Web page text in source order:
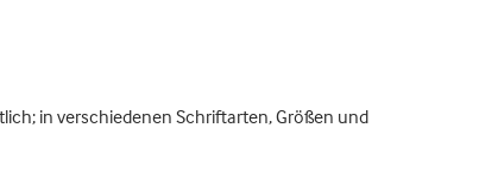
in verschiedenen Schriftarten, Größen und